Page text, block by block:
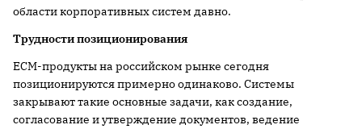
области корпоративных систем давно.
Трудности позиционирования
ECM-продукты на российском рынке сегодня
позиционируются примерно одинаково. Системы
закрывают такие основные задачи, как создание,
согласование и утверждение документов, ведение